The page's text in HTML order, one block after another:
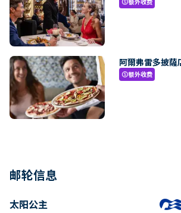
paid
阿爾弗雷多披薩
paid额外收费
邮轮信息
太阳公主